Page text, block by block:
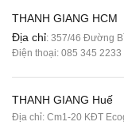
THANH GIANG HCM
Địa chỉ: 357/46 Đường
Điện thoại: 085 345 2233
THANH GIANG Huế
Địa chỉ: Cm1-20 KĐT